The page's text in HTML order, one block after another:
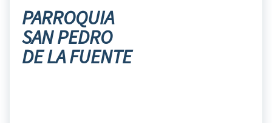
PARROQUIA
SAN PEDRO
DE LA FUENTE